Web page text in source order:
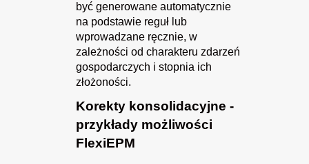
być generowane automatycznie
na podstawie reguł lub
wprowadzane ręcznie, w
zależności od charakteru zdarzeń
gospodarczych i stopnia ich
złożoności.
Korekty konsolidacyjne -
przykłady możliwości
FlexiEPM